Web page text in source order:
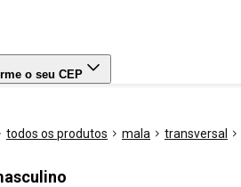
o seu CEP
todos os produtos mala transversal